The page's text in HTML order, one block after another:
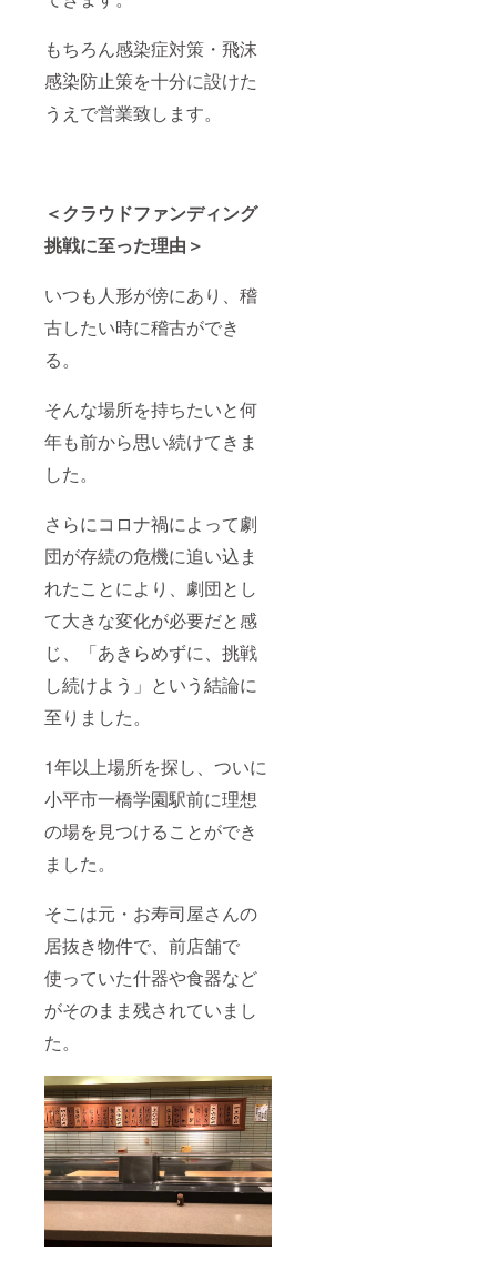
もちろん感染症対策・飛沫
感染防止策を十分に設けた
うえで営業致します。
＜クラウドファンディング
挑戦に至った理由＞
いつも人形が傍にあり、稽
古したい時に稽古ができ
る。
そんな場所を持ちたいと何
年も前から思い続けてきま
した。
さらにコロナ禍によって劇
団が存続の危機に追い込ま
れたことにより、劇団とし
て大きな変化が必要だと感
じ、「あきらめずに、挑戦
し続けよう」という結論に
至りました。
1年以上場所を探し、ついに
小平市一橋学園駅前に理想
の場を見つけることができ
ました。
そこは元・お寿司屋さんの
居抜き物件で、前店舗で
使っていた什器や食器など
がそのまま残されていまし
た。